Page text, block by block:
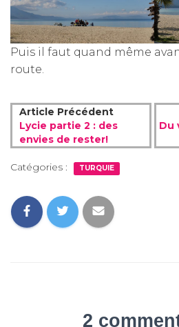
Puis il faut quand même
route.
Article Précédent
Lycie partie 2 : des
envies de rester!
Du
Catégories : TURQUIE
2